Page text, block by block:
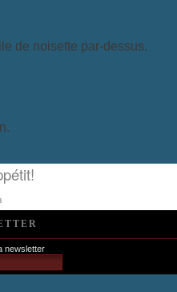
de noisette par-dessus.
newsletter